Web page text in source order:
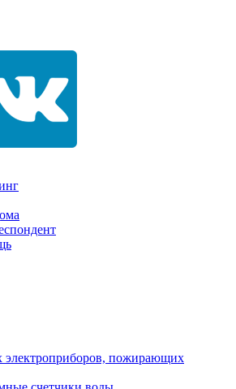
пожирающих